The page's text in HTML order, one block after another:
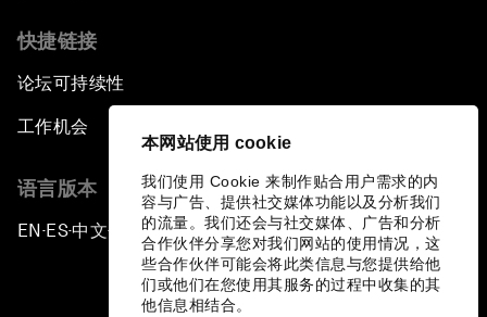
本网站使用 cookie
我们使用 Cookie 来制作贴合用户需求的内
容与广告、提供社交媒体功能以及分析我们
的流量。我们还会与社交媒体、广告和分析
合作伙伴分享您对我们网站的使用情况，这
些合作伙伴可能会将此类信息与您提供给他
们或他们在您使用其服务的过程中收集的其
他信息相结合。
快捷链接
论坛可持续性
工作机会
语言版本
EN ▪ES▪中文▪ 日本語